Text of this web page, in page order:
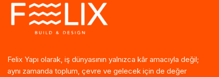
Felix Yapı olarak, iş dünyasının yalnızca kâr amacıyla değil;
aynı zamanda toplum, çevre ve gelecek için de değer